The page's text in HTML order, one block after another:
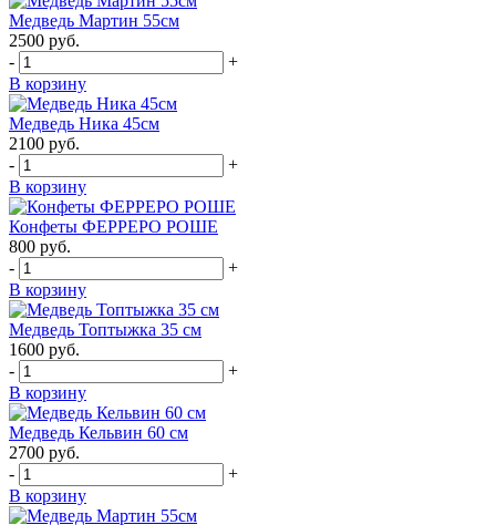
Медведь Мартин 55см
2500 руб.
-
+
В корзину
Медведь Ника 45см
2100 руб.
-
+
В корзину
Конфеты ФЕРРЕРО РОШЕ
800 руб.
-
+
В корзину
Медведь Топтыжка 35 см
1600 руб.
-
+
В корзину
Медведь Кельвин 60 см
2700 руб.
-
+
В корзину